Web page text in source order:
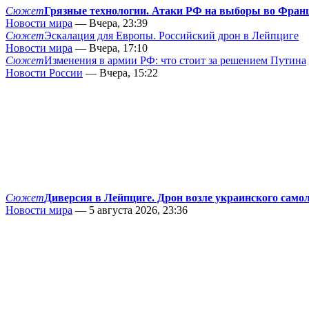
СюжетГрязные технологии. Атаки РФ на выборы во
Новости мира — Вчера, 23:39
СюжетЭскалация для Европы. Российский дрон в Лейпциге
Новости мира — Вчера, 17:10
СюжетИзменения в армии РФ: что стоит за решением Путина
Новости России — Вчера, 15:22
СюжетДиверсия в Лейпциге. Дрон возле украинского
Новости мира — 5 августа 2026, 23:36